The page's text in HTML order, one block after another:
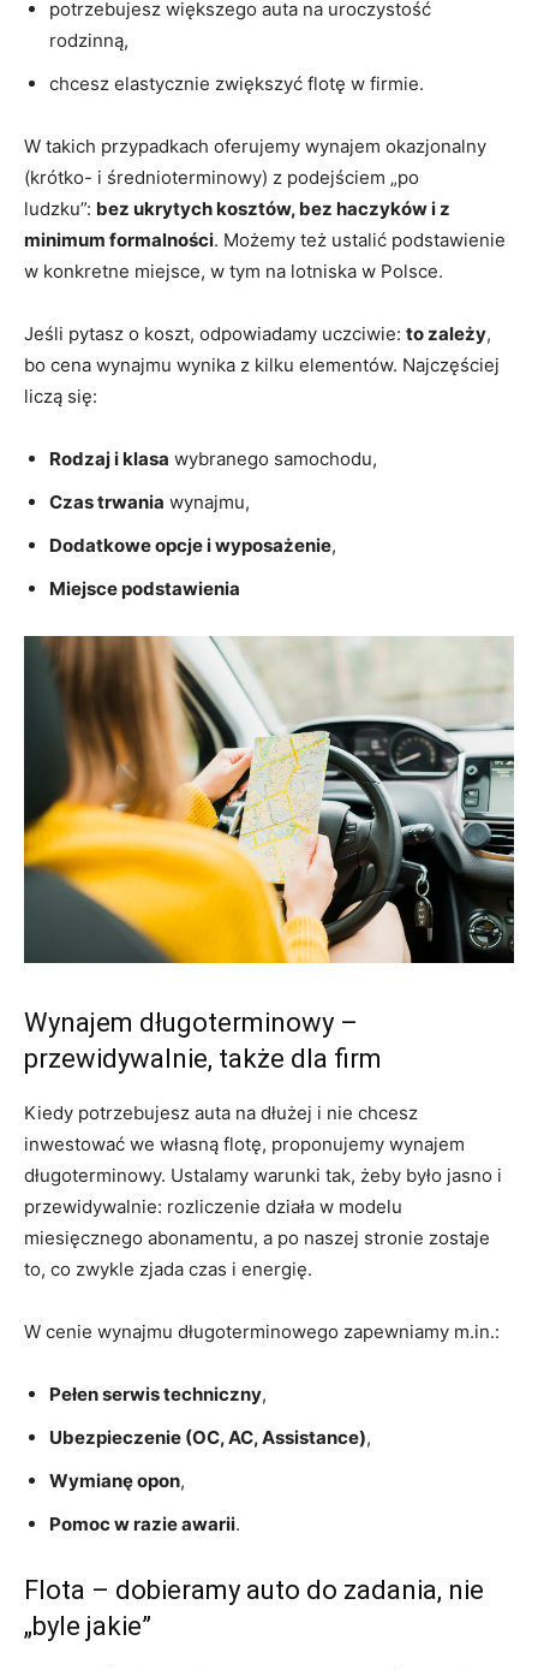
potrzebujesz większego auta na uroczystość
rodzinną,
chcesz elastycznie zwiększyć flotę w firmie.
W takich przypadkach oferujemy wynajem okazjonalny
(krótko- i średnioterminowy) z podejściem „po
ludzku”: bez ukrytych kosztów, bez haczyków i z
minimum formalności. Możemy też ustalić podstawienie
w konkretne miejsce, w tym na lotniska w Polsce.
Jeśli pytasz o koszt, odpowiadamy uczciwie: to zależy,
bo cena wynajmu wynika z kilku elementów. Najczęściej
liczą się:
Rodzaj i klasa wybranego samochodu,
Czas trwania wynajmu,
Dodatkowe opcje i wyposażenie,
Miejsce podstawienia
Wynajem długoterminowy –
przewidywalnie, także dla firm
Kiedy potrzebujesz auta na dłużej i nie chcesz
inwestować we własną flotę, proponujemy wynajem
długoterminowy. Ustalamy warunki tak, żeby było jasno i
przewidywalnie: rozliczenie działa w modelu
miesięcznego abonamentu, a po naszej stronie zostaje
to, co zwykle zjada czas i energię.
W cenie wynajmu długoterminowego zapewniamy m.in.:
Pełen serwis techniczny,
Ubezpieczenie (OC, AC, Assistance),
Wymianę opon,
Pomoc w razie awarii.
Flota – dobieramy auto do zadania, nie
„byle jakie”